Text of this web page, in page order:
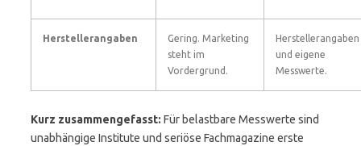
Herstellerangaben
Gering. Marketing
steht im
Vordergrund.
Herstellerangaben
und eigene
Messwerte.
Kurz zusammengefasst: Für belastbare Messwerte sind
unabhängige Institute und seriöse Fachmagazine erste